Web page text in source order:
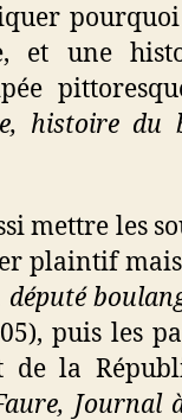
et une
histoire du
mettre les
plaintif
puis les
la
Journal